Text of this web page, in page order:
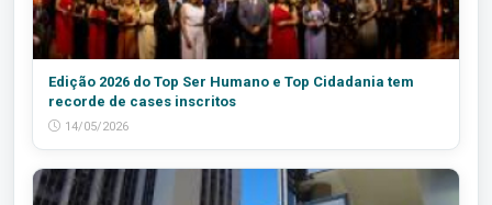
Edição 2026 do Top Ser Humano e Top Cidadania tem
recorde de cases inscritos
14/05/2026